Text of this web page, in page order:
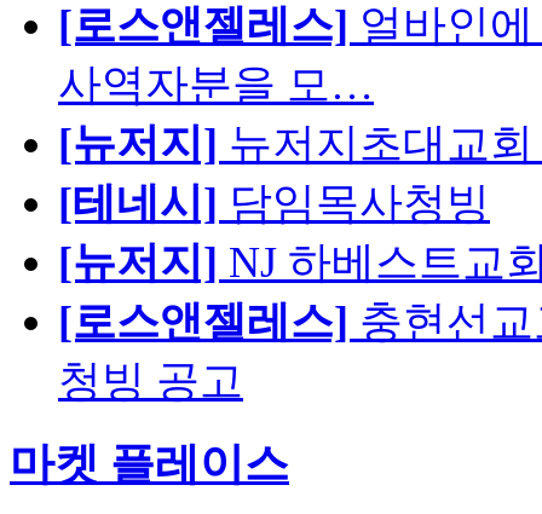
[로스앤젤레스] 얼바인
사역자분을 모…
[뉴저지] 뉴저지초대교
[테네시] 담임목사청빙
[뉴저지] NJ 하베스트교
[로스앤젤레스] 충현선
청빙 공고
마켓 플레이스